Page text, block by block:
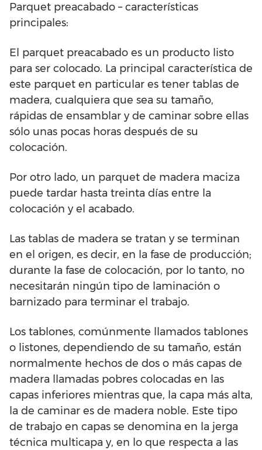
Parquet preacabado – características
principales:
El parquet preacabado es un producto listo
para ser colocado. La principal característica de
este parquet en particular es tener tablas de
madera, cualquiera que sea su tamaño,
rápidas de ensamblar y de caminar sobre ellas
sólo unas pocas horas después de su
colocación.
Por otro lado, un parquet de madera maciza
puede tardar hasta treinta días entre la
colocación y el acabado.
Las tablas de madera se tratan y se terminan
en el origen, es decir, en la fase de producción;
durante la fase de colocación, por lo tanto, no
necesitarán ningún tipo de laminación o
barnizado para terminar el trabajo.
Los tablones, comúnmente llamados tablones
o listones, dependiendo de su tamaño, están
normalmente hechos de dos o más capas de
madera llamadas pobres colocadas en las
capas inferiores mientras que, la capa más alta,
la de caminar es de madera noble. Este tipo
de trabajo en capas se denomina en la jerga
técnica multicapa y, en lo que respecta a las